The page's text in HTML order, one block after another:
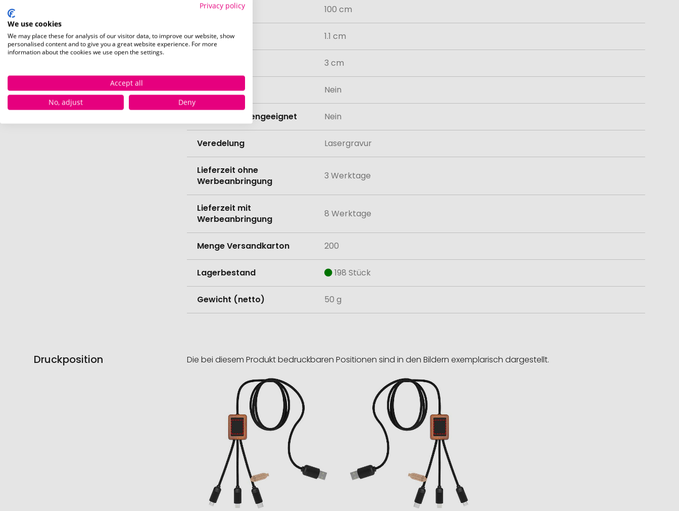
Länge 100 cm
Breite 1.1 cm
3 cm
Bio-Produkt Nein
Spülmaschinengeeignet Nein
Veredelung Lasergravur
Lieferzeit ohne
Werbeanbringung
3 Werktage
Lieferzeit mit
Werbeanbringung
8 Werktage
Menge Versandkarton 200
Lagerbestand 198 Stück
Gewicht (netto) 50 g
Druckposition Die bei diesem Produkt bedruckbaren Positionen sind in den Bildern exemplarisch dargestellt.
Privacy policy
We use cookies
We may place these for analysis of our visitor data, to improve our website, show
personalised content and to give you a great website experience. For more
information about the cookies we use open the settings.
Accept all
No, adjust
Deny